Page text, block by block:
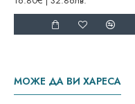
МОЖЕ ДА ВИ ХАРЕСА